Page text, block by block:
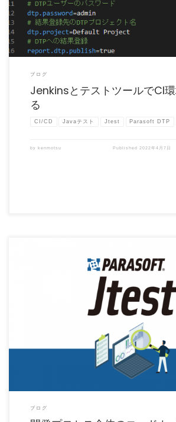
ブログ
JenkinsとテストツールでCI
る
CI/CD Javaテスト Jtest Parasoft DTP
by kenmotsu Published 2022年4月7日
コードカバレッジとは、テスト実行時にソースコードのど
分が実行されていないかを […]
ブログ